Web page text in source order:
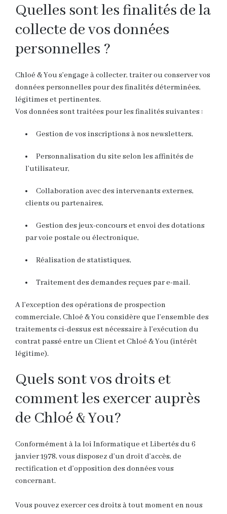
Quelles sont les finalités de la
collecte de vos données
personnelles ?
Chloé & You s’engage à collecter, traiter ou conserver vos
données personnelles pour des finalités déterminées,
légitimes et pertinentes.
Vos données sont traitées pour les finalités suivantes :
Gestion de vos inscriptions à nos newsletters,
Personnalisation du site selon les affinités de
l’utilisateur,
Collaboration avec des intervenants externes,
clients ou partenaires,
Gestion des jeux-concours et envoi des dotations
par voie postale ou électronique,
Réalisation de statistiques,
Traitement des demandes reçues par e-mail.
A l’exception des opérations de prospection
commerciale, Chloé & You considère que l’ensemble des
traitements ci-dessus est nécessaire à l’exécution du
contrat passé entre un Client et Chloé & You (intérêt
légitime).
Quels sont vos droits et
comment les exercer auprès
de Chloé & You?
Conformément à la loi Informatique et Libertés du 6
janvier 1978, vous disposez d’un droit d’accès, de
rectification et d’opposition des données vous
concernant.
Vous pouvez exercer ces droits à tout moment en nous